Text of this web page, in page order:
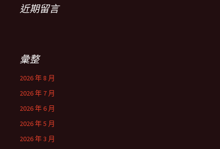
近期留言
彙整
2026 年 8 月
2026 年 7 月
2026 年 6 月
2026 年 5 月
2026 年 3 月